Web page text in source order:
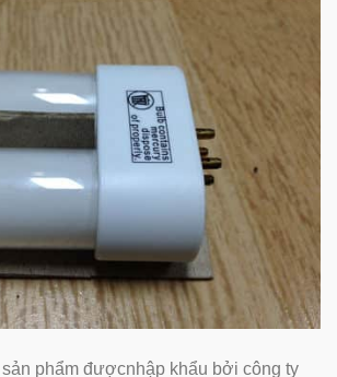
phẩm đượcnhập khẩu bởi công ty